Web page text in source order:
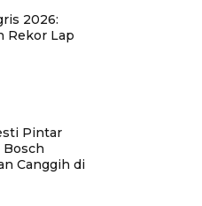
2026:
Rekor Lap
Pintar
Bosch
Canggih di